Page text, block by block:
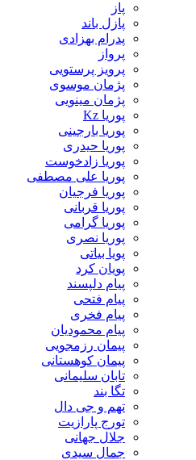
پازل باند
پدرام بهزادی
پرواز
پرویز پرستویی
پژمان موسوی
پژمان مینویی
پوریا Kz
پوریا بارجینی
پوریا حیدری
پوریا زادخوست
پوریا علی مصطفی
پوریا فرجیان
پوریا قربانی
پوریا گرامی
پوریا نصری
پویا بیاتی
پویان کرد
پیام دلپسند
پیام فتحی
پیام فخری
پیام محمودیان
پیمان رزمجویی
پیمان کوهستانی
تابان سلیمانی
تگا بند
تهم و جی دال
تورج پارازیت
جلال جهانی
جمال سیدی